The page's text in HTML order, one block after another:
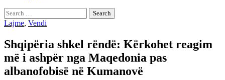
Search
for:
Lajme, Vendi
Shqipëria shkel rëndë: Kërkohet reagim
më i ashpër nga Maqedonia pas
albanofobisë në Kumanovë